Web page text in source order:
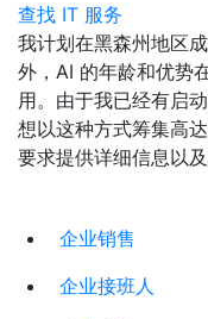
查找 IT 服务
我计划在黑森州地区
外，AI 的年龄和优势
用。由于我已经有启
想以这种方式筹集高
要求提供详细信息以
企业销售
企业接班人